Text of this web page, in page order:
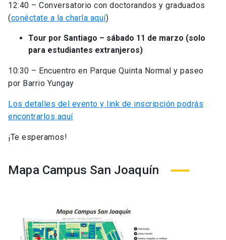
12:40 – Conversatorio con doctorandos y graduados
(conéctate a la charla aquí)
Tour por Santiago – sábado 11 de marzo (solo
para estudiantes extranjeros)
10:30 – Encuentro en Parque Quinta Normal y paseo
por Barrio Yungay
Los detalles del evento y link de inscripción podrás
encontrarlos aquí
¡Te esperamos!
Mapa Campus San Joaquín